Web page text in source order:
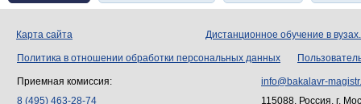
Карта сайта Дистанционное обучение в
Политика в отношении обработки персональных данных
Приемная комиссия:
8 (495) 463-28-74
info@bakalavr-
115088, Россия, г.